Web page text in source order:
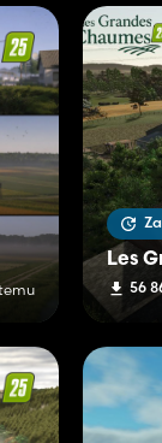
Les
56